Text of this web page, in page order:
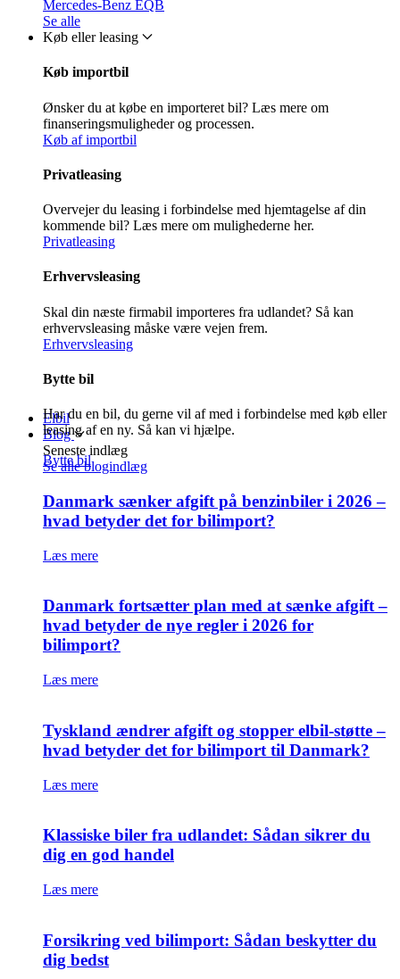
Mercedes-Benz EQB
Se alle
Køb eller leasing
Køb importbil
Ønsker du at købe en importeret bil? Læs mere om
finanseringsmuligheder og processen.
Køb af importbil
Privatleasing
Overvejer du leasing i forbindelse med hjemtagelse af din
kommende bil? Læs mere om mulighederne her.
Privatleasing
Erhvervsleasing
Skal din næste firmabil importeres fra udlandet? Så kan
erhvervsleasing måske være vejen frem.
Erhvervsleasing
Bytte bil
Har du en bil, du gerne vil af med i forbindelse med køb eller
leasing af en ny. Så kan vi hjælpe.
Bytte bil
Elbil
Blog
Seneste indlæg
Se alle blogindlæg
Danmark sænker afgift på benzinbiler i 2026 –
hvad betyder det for bilimport?
Læs mere
Danmark fortsætter plan med at sænke afgift –
hvad betyder de nye regler i 2026 for
bilimport?
Læs mere
Tyskland ændrer afgift og stopper elbil-støtte –
hvad betyder det for bilimport til Danmark?
Læs mere
Klassiske biler fra udlandet: Sådan sikrer du
dig en god handel
Læs mere
Forsikring ved bilimport: Sådan beskytter du
dig bedst